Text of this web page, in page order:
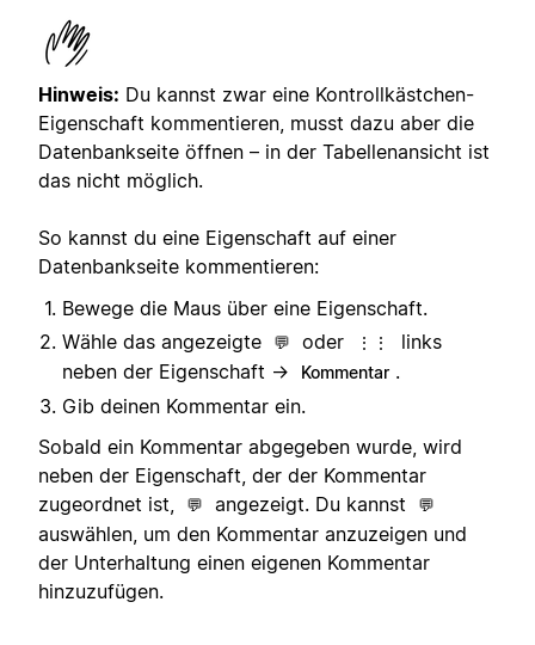
Hinweis: Du kannst zwar eine Kontrollkästchen-
Eigenschaft kommentieren, musst dazu aber die
Datenbankseite öffnen – in der Tabellenansicht ist
das nicht möglich.
So kannst du eine Eigenschaft auf einer
Datenbankseite kommentieren:
Bewege die Maus über eine Eigenschaft.
Wähle das angezeigte
💬 oder ⋮⋮
links
neben der Eigenschaft →
Kommentar .
Gib deinen Kommentar ein.
Sobald ein Kommentar abgegeben wurde, wird
neben der Eigenschaft, der der Kommentar
zugeordnet ist,
💬 angezeigt. Du kannst 💬
auswählen, um den Kommentar anzuzeigen und
der Unterhaltung einen eigenen Kommentar
hinzuzufügen.